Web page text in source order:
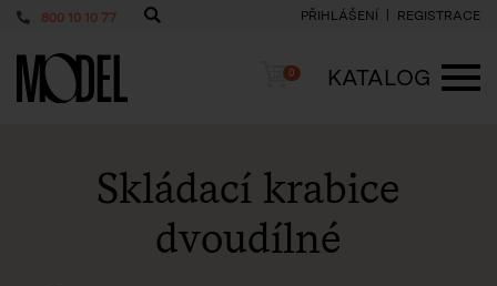
800 10 10 77 PŘIHLÁŠENÍ REGISTRACE
PackShop Košík
0
KATALOG
Skládací krabice
dvoudílné